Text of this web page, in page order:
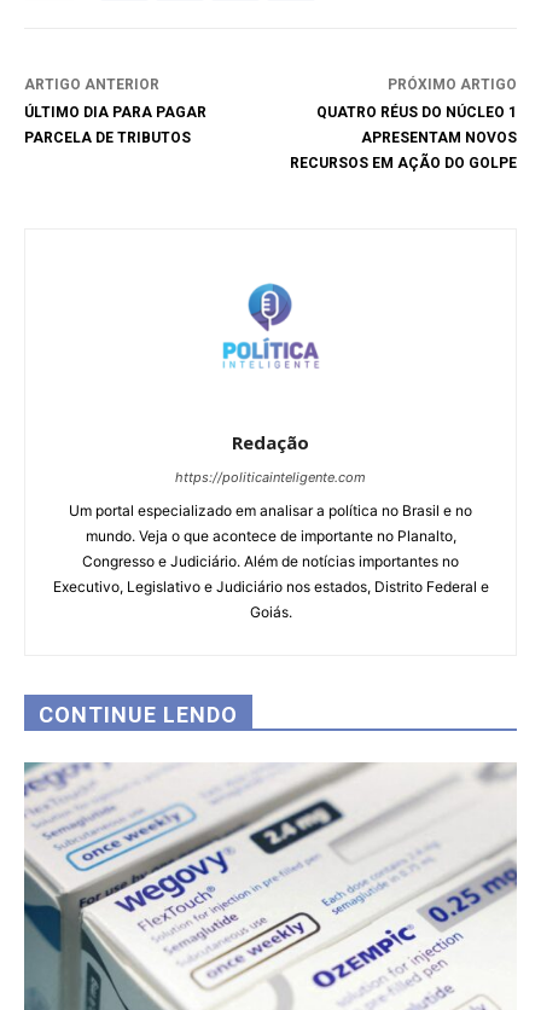
ARTIGO ANTERIOR
ÚLTIMO DIA PARA PAGAR
PARCELA DE TRIBUTOS
PRÓXIMO ARTIGO
QUATRO RÉUS DO NÚCLEO 1
APRESENTAM NOVOS
RECURSOS EM AÇÃO DO GOLPE
Redação
https://politicainteligente.com
Um portal especializado em analisar a política no Brasil e no
mundo. Veja o que acontece de importante no Planalto,
Congresso e Judiciário. Além de notícias importantes no
Executivo, Legislativo e Judiciário nos estados, Distrito Federal e
Goiás.
CONTINUE LENDO